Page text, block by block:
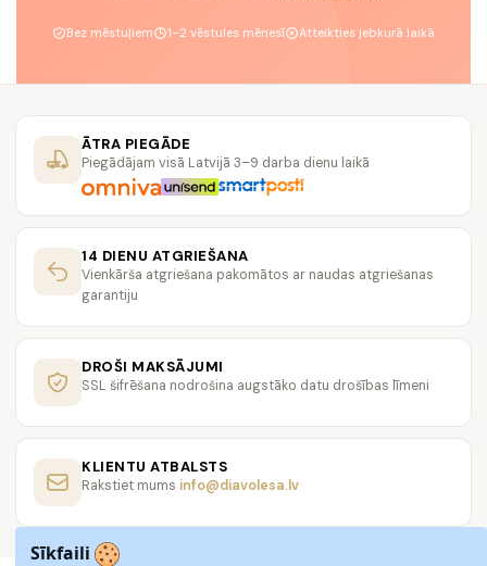
Bez mēstuļiem 1–2 vēstules mēnesī Atteikties jebkurā laikā
ĀTRA PIEGĀDE
Piegādājam visā Latvijā 3–9 darba dienu laikā
14 DIENU ATGRIEŠANA
Vienkārša atgriešana pakomātos ar naudas atgriešanas
garantiju
DROŠI MAKSĀJUMI
SSL šifrēšana nodrošina augstāko datu drošības līmeni
KLIENTU ATBALSTS
Rakstiet mums info@diavolesa.lv
Sīkfaili